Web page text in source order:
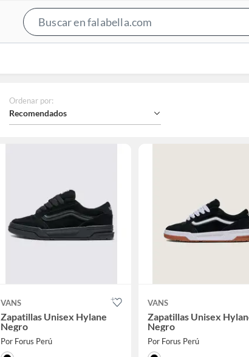
Bar
Ordenar por:
Recomendados
VANS
Zapatillas Unisex Hylane
Negro
Por Forus Perú
VANS
Zapatillas Unisex
Negro
Por Forus Perú